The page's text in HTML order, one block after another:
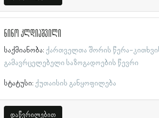
ნინო კლდიაშვილი
საქმიანობა: ქართველთა შორის წერა-
გამავრცელებელი საზოგადოების წევრი
სტატუსი: ქუთაისის განყოფილება
დაწვრილებით